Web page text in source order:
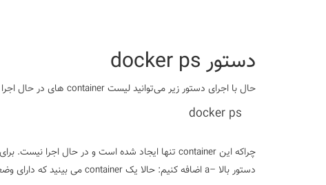
دستور docker ps
حال با اجرای دستور زیر می‌توانید لیست container های در حال اجرا داکر را ببینید:
docker ps
دستور بالا –a اضافه کنیم:
حالا یک container می بینید که دارای وضعیت Created است.